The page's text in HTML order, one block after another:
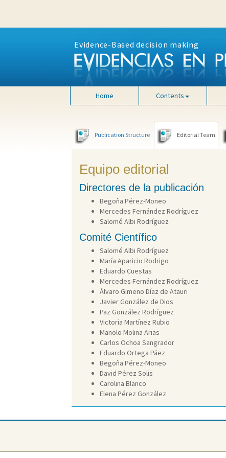
Evidence-Based decision making
Home Contents
Publication Structure Editorial Team
Equipo editorial
Directores de la publicación
Begoña Pérez-Moneo
Mercedes Fernández Rodríguez
Salomé Albi Rodríguez
Comité Científico
Salomé Albi Rodríguez
María Aparicio Rodrigo
Eduardo Cuestas
Mercedes Fernández Rodríguez
Álvaro Gimeno Díaz de Atauri
Javier González de Dios
Paz González Rodríguez
Victoria Martínez Rubio
Manolo Molina Arias
Carlos Ochoa Sangrador
Eduardo Ortega Páez
Begoña Pérez-Moneo
David Pérez Solis
Carolina Blanco
Elena Pérez González